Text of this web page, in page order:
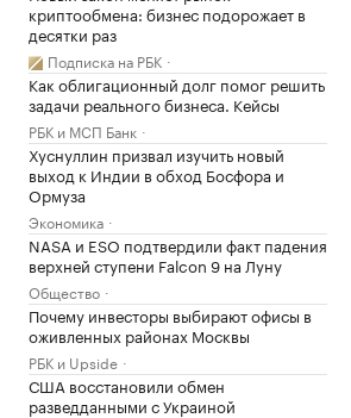
криптообмена: бизнес подорожает в
десятки раз
Подписка на РБК
Как облигационный долг помог решить
задачи реального бизнеса. Кейсы
РБК и МСП Банк
Хуснуллин призвал изучить новый
выход к Индии в обход Босфора и
Ормуза
Экономика
NASA и ESO подтвердили факт падения
верхней ступени Falcon 9 на Луну
Общество
Почему инвесторы выбирают офисы в
оживленных районах Москвы
РБК и Upside
США восстановили обмен
разведданными с Украиной